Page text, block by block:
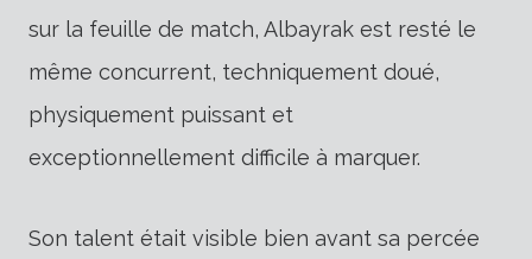
sur la feuille de match, Albayrak est resté le
même concurrent, techniquement doué,
physiquement puissant et
exceptionnellement difficile à marquer.
Son talent était visible bien avant sa percée